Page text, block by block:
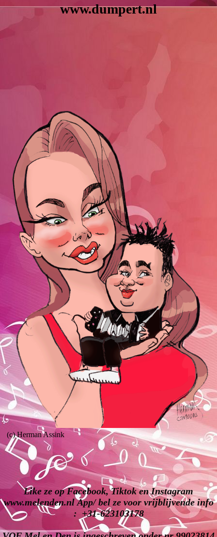
www.dumpert.nl
(c) Herman Assink
Like ze op Facebook, Tiktok en Instagram
www.melenden.nl App/ bel ze voor vrijblijvende info
: +31-623103178